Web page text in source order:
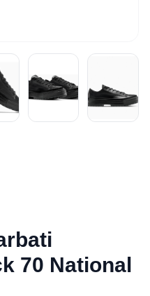
70 National